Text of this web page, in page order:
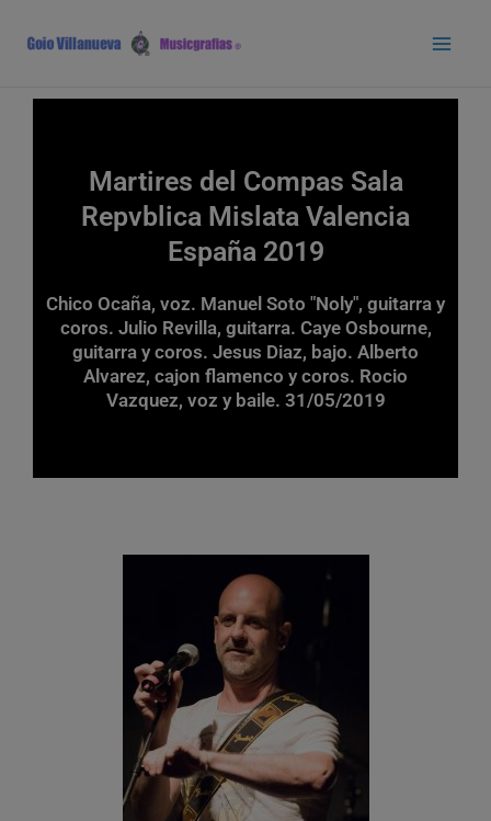
contenido
Martires del Compas Sala
Repvblica Mislata Valencia
España 2019
Chico Ocaña, voz. Manuel Soto "Noly", guitarra y
coros. Julio Revilla, guitarra. Caye Osbourne,
guitarra y coros. Jesus Diaz, bajo. Alberto
Alvarez, cajon flamenco y coros. Rocio
Vazquez, voz y baile. 31/05/2019